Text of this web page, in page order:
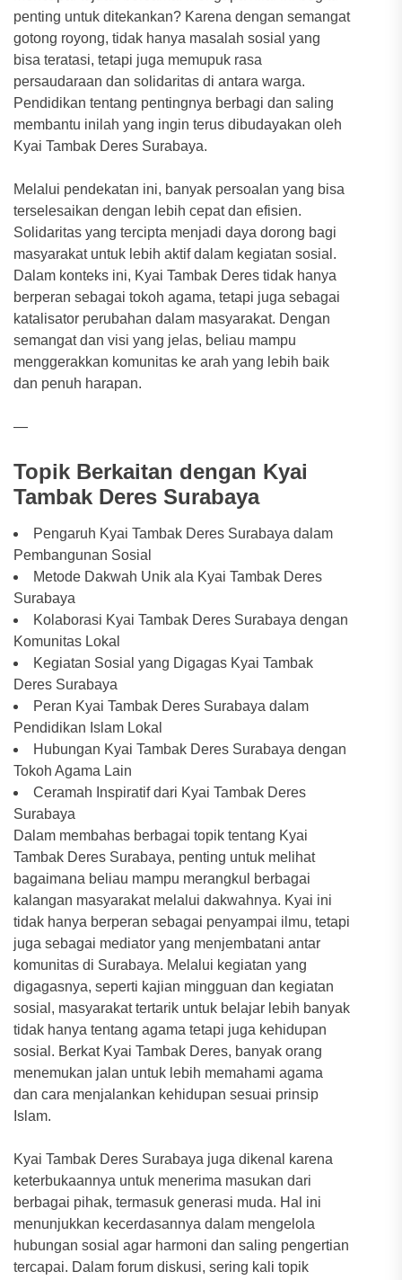
penting untuk ditekankan? Karena dengan semangat
gotong royong, tidak hanya masalah sosial yang
bisa teratasi, tetapi juga memupuk rasa
persaudaraan dan solidaritas di antara warga.
Pendidikan tentang pentingnya berbagi dan saling
membantu inilah yang ingin terus dibudayakan oleh
Kyai Tambak Deres Surabaya.
Melalui pendekatan ini, banyak persoalan yang bisa
terselesaikan dengan lebih cepat dan efisien.
Solidaritas yang tercipta menjadi daya dorong bagi
masyarakat untuk lebih aktif dalam kegiatan sosial.
Dalam konteks ini, Kyai Tambak Deres tidak hanya
berperan sebagai tokoh agama, tetapi juga sebagai
katalisator perubahan dalam masyarakat. Dengan
semangat dan visi yang jelas, beliau mampu
menggerakkan komunitas ke arah yang lebih baik
dan penuh harapan.
—
Topik Berkaitan dengan Kyai
Tambak Deres Surabaya
Pengaruh Kyai Tambak Deres Surabaya dalam
Pembangunan Sosial
Metode Dakwah Unik ala Kyai Tambak Deres
Surabaya
Kolaborasi Kyai Tambak Deres Surabaya dengan
Komunitas Lokal
Kegiatan Sosial yang Digagas Kyai Tambak
Deres Surabaya
Peran Kyai Tambak Deres Surabaya dalam
Pendidikan Islam Lokal
Hubungan Kyai Tambak Deres Surabaya dengan
Tokoh Agama Lain
Ceramah Inspiratif dari Kyai Tambak Deres
Surabaya
Dalam membahas berbagai topik tentang Kyai
Tambak Deres Surabaya, penting untuk melihat
bagaimana beliau mampu merangkul berbagai
kalangan masyarakat melalui dakwahnya. Kyai ini
tidak hanya berperan sebagai penyampai ilmu, tetapi
juga sebagai mediator yang menjembatani antar
komunitas di Surabaya. Melalui kegiatan yang
digagasnya, seperti kajian mingguan dan kegiatan
sosial, masyarakat tertarik untuk belajar lebih banyak
tidak hanya tentang agama tetapi juga kehidupan
sosial. Berkat Kyai Tambak Deres, banyak orang
menemukan jalan untuk lebih memahami agama
dan cara menjalankan kehidupan sesuai prinsip
Islam.
Kyai Tambak Deres Surabaya juga dikenal karena
keterbukaannya untuk menerima masukan dari
berbagai pihak, termasuk generasi muda. Hal ini
menunjukkan kecerdasannya dalam mengelola
hubungan sosial agar harmoni dan saling pengertian
tercapai. Dalam forum diskusi, sering kali topik